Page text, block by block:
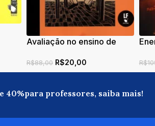
Avaliação no ensino de
e “escuta” a professores
R$88,00 R$20,00
às
R$
40%para professores, saiba mais!